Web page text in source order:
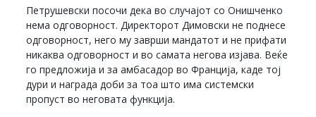
Петрушевски посочи дека во случајот со Онишченко
нема одговорност. Директорот Димовски не поднесе
одговорност, него му заврши мандатот и не прифати
никаква одговорност и во самата негова изјава. Веќе
го предложија и за амбасадор во Франција, каде тој
дури и награда доби за тоа што има системски
пропуст во неговата функција.